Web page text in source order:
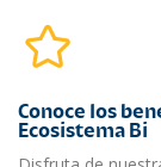
Conoce los
Ecosistema Bi